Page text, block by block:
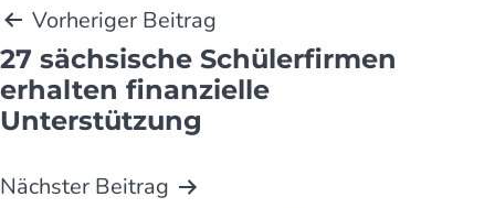
Beitragsnavigation
Vorheriger Beitrag
27 sächsische Schüler­firmen
erhalten finanzielle
Unterstützung
Nächster Beitrag